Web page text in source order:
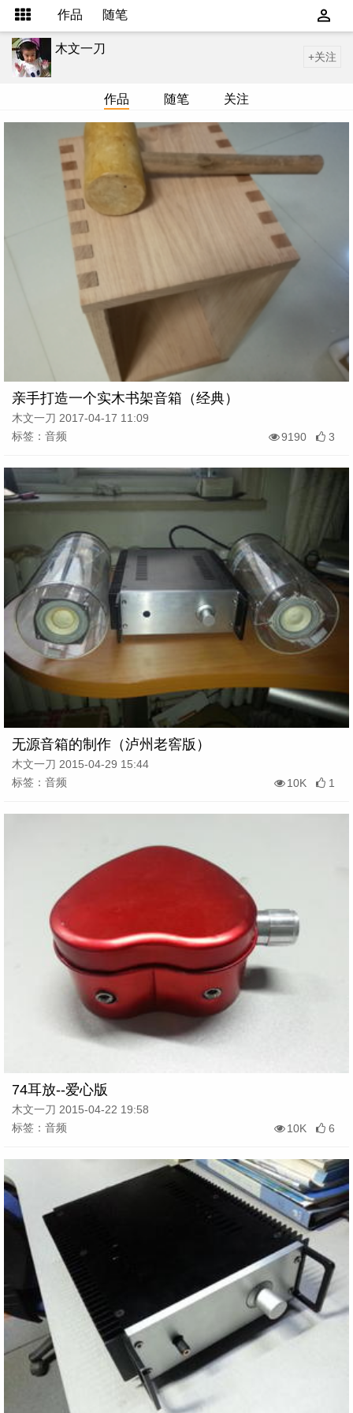
作品 随笔
木文一刀
+关注
作品 随笔 关注
亲手打造一个实木书架音箱（经典）
木文一刀 2017-04-17 11:09
标签：音频
9190 3
无源音箱的制作（泸州老窖版）
木文一刀 2015-04-29 15:44
标签：音频
10K 1
74耳放--爱心版
木文一刀 2015-04-22 19:58
标签：音频
10K 6